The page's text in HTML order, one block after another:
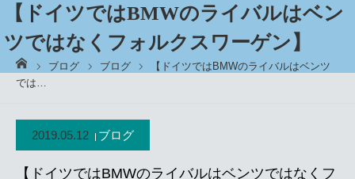
【ドイツではBMWのライバルはベン
ツではなくフォルクスワーゲン】
ブログ ブログ
【ドイツではBMWのライバルはベンツ
では…
2019.05.12 ブログ
【ドイツではBMWのライバルはベンツではなくフ
お客様の声
タックスプランナーについて知る